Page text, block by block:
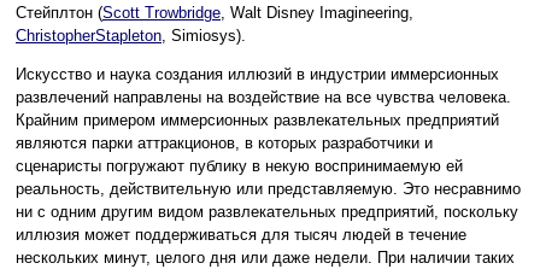
Стейплтон (Scott Trowbridge , Walt Disney Imagineering,
ChristopherStapleton , Simiosys).
Искусство и наука создания иллюзий в индустрии иммерсионных
развлечений направлены на воздействие на все чувства человека.
Крайним примером иммерсионных развлекательных предприятий
являются парки аттракционов, в которых разработчики и
сценаристы погружают публику в некую воспринимаемую ей
реальность, действительную или представляемую. Это несравнимо
ни с одним другим видом развлекательных предприятий, поскольку
иллюзия может поддерживаться для тысяч людей в течение
нескольких минут, целого дня или даже недели. При наличии таких